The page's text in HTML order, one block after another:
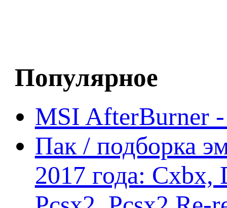
Популярное
MSI AfterBurner
Пак / подборка
2017 года: